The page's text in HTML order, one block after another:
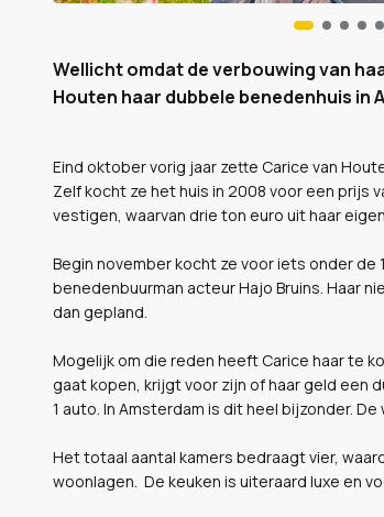
Wellicht omdat de verbouwing van
Houten haar dubbele benedenhuis in
Eind oktober vorig jaar zette Carice van
Zelf kocht ze het huis in 2008 voor een prijs
vestigen, waarvan drie ton euro uit haar
Begin november kocht ze voor iets onder de
benedenbuurman acteur Hajo Bruins. Haar
dan gepland.
Mogelijk om die reden heeft Carice haar te
gaat kopen, krijgt voor zijn of haar geld een
1 auto. In Amsterdam is dit heel bijzonder.
Het totaal aantal kamers bedraagt vier,
woonlagen. De keuken is uiteraard luxe en